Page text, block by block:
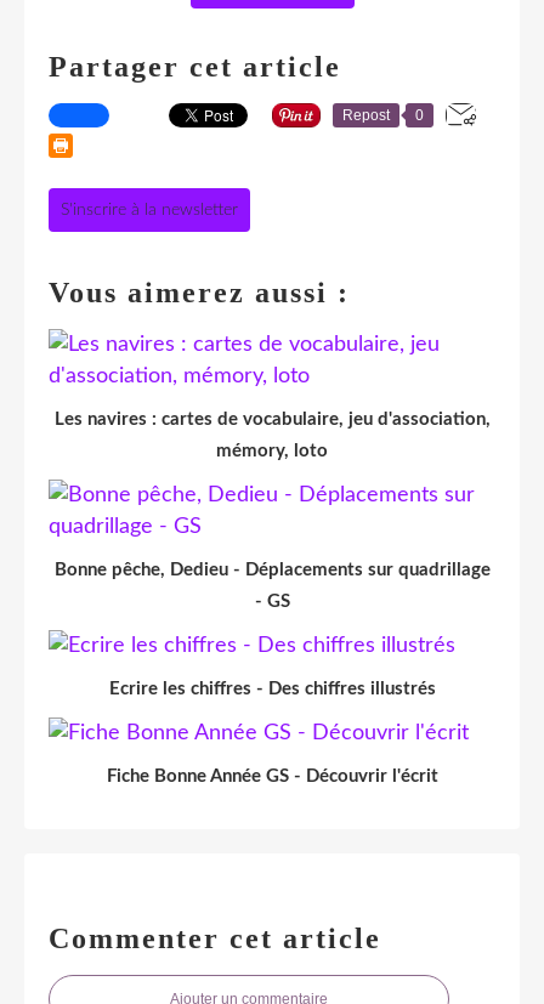
Partager cet article
Repost 0
S'inscrire à la newsletter
Vous aimerez aussi :
Les navires : cartes de vocabulaire, jeu d'association,
mémory, loto
Bonne pêche, Dedieu - Déplacements sur quadrillage
- GS
Ecrire les chiffres - Des chiffres illustrés
Fiche Bonne Année GS - Découvrir l'écrit
Commenter cet article
Ajouter un commentaire